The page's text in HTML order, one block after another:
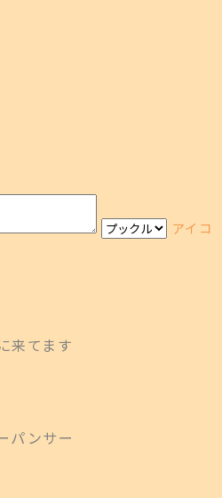
アイコ
来てます
パンサー